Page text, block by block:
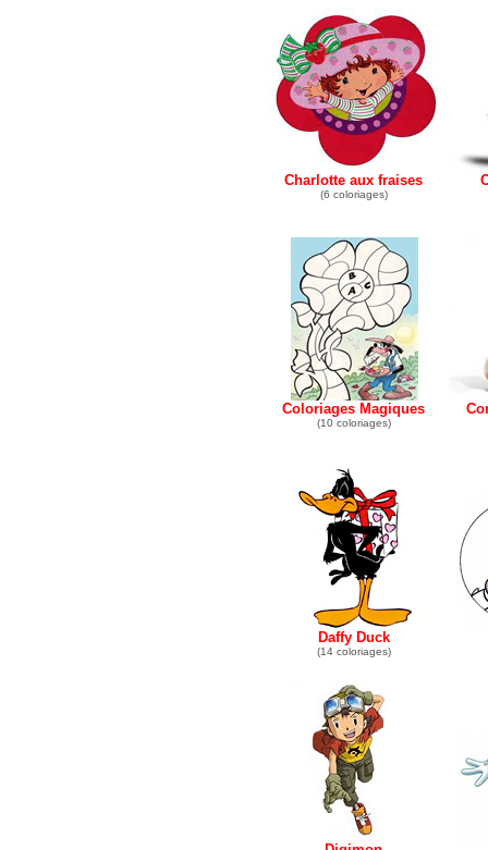
Charlotte aux fraises
(6 coloriages)
Coloriages Magiques
(10 coloriages)
Daffy Duck
(14 coloriages)